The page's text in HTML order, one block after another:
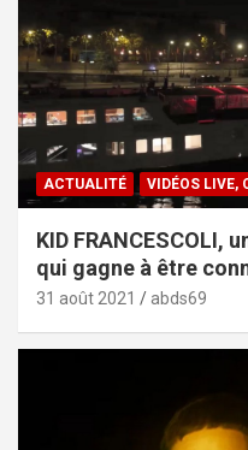
ACTUALITÉ VIDÉOS LIVE,
KID FRANCESCOLI,
qui gagne à être
31 août 2021 abds69